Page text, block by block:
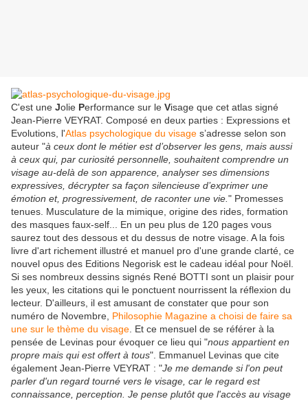
C'est une Jolie Performance sur le Visage que cet atlas signé
Jean-Pierre VEYRAT. Composé en deux parties : Expressions et
Evolutions, l'Atlas psychologique du visage s’adresse selon son
auteur "à ceux dont le métier est d’observer les gens, mais aussi
à ceux qui, par curiosité personnelle, souhaitent comprendre un
visage au-delà de son apparence, analyser ses dimensions
expressives, décrypter sa façon silencieuse d’exprimer une
émotion et, progressivement, de raconter une vie. " Promesses
tenues. Musculature de la mimique, origine des rides, formation
des masques faux-self... En un peu plus de 120 pages vous
saurez tout des dessous et du dessus de notre visage. A la fois
livre d'art richement illustré et manuel pro d'une grande clarté, ce
nouvel opus des Editions Negorisk est le cadeau idéal pour Noël.
Si ses nombreux dessins signés René BOTTI sont un plaisir pour
les yeux, les citations qui le ponctuent nourrissent la réflexion du
lecteur. D'ailleurs, il est amusant de constater que pour son
numéro de Novembre, Philosophie Magazine a choisi de faire sa
une sur le thème du visage . Et ce mensuel de se référer à la
pensée de Levinas pour évoquer ce lieu qui "nous appartient en
propre mais qui est offert à tous". Emmanuel Levinas que cite
également Jean-Pierre VEYRAT : "Je me demande si l'on peut
parler d'un regard tourné vers le visage, car le regard est
connaissance, perception. Je pense plutôt que l'accès au visage